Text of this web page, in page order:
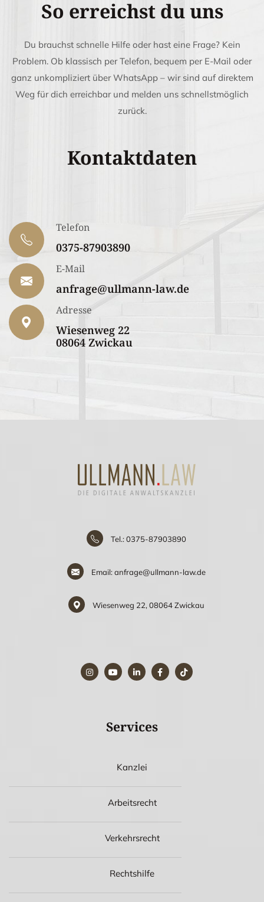
So erreichst du uns
Du brauchst schnelle Hilfe oder hast eine Frage? Kein
Problem. Ob klassisch per Telefon, bequem per E-Mail oder
ganz unkompliziert über WhatsApp – wir sind auf direktem
Weg für dich erreichbar und melden uns schnellstmöglich
zurück.
Kontaktdaten
Telefon
0375-87903890
E-Mail
anfrage@ullmann-law.de
Adresse
Wiesenweg 22
08064 Zwickau
Tel.: 0375-87903890
Email: anfrage@ullmann-law.de
Wiesenweg 22, 08064 Zwickau
Services
Kanzlei
Arbeitsrecht
Verkehrsrecht
Rechtshilfe